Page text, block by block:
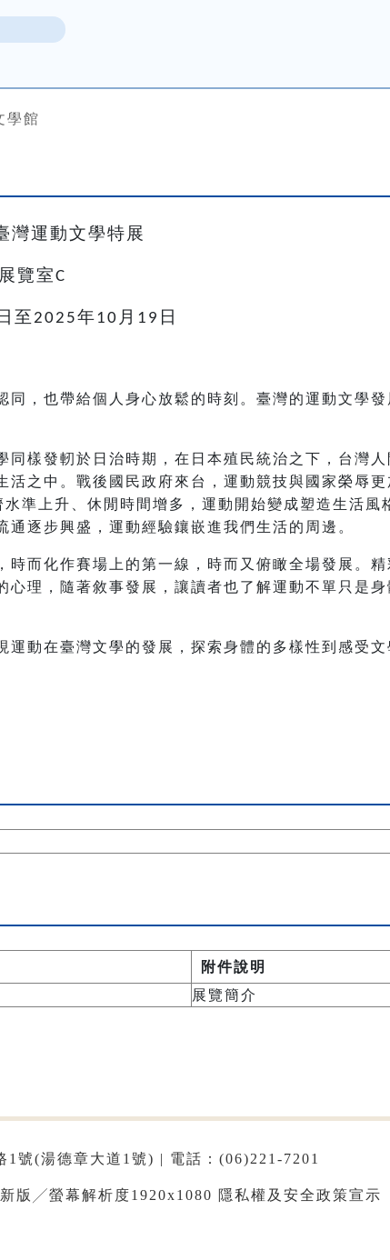
學館
灣運動文學特展
覽室C
日至2025年10 月 19 日
同，也帶給個人身心放鬆的時刻。臺灣的運動文學
同樣發軔於日治時期，在日本殖民統治之下，台灣
活之中。戰後國民政府來台，運動競技與國家榮辱
準上升、休閒時間增多，運動開始變成塑造生活風
通逐步興盛，運動經驗鑲嵌進我們生活的周邊。
時而化作賽場上的第一線，時而又俯瞰全場發展。
心理，隨著敘事發展，讓讀者也了解運動不單只是
運動在臺灣文學的發展，探索身體的多樣性到感受
附件說明
展覽簡介
1號(湯德章大道1號) | 電話：(06)221-7201
版╱螢幕解析度1920x1080 隱私權及安全政策宣示